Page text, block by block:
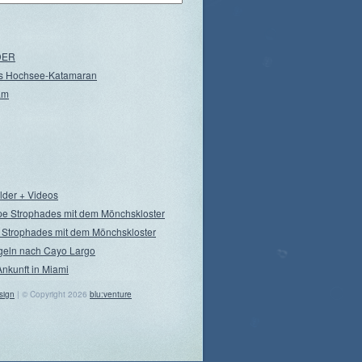
Hochsee-Katamaran
+ Videos
Strophades mit dem Mönchskloster
mit dem Mönchskloster
nach Cayo Largo
in Miami
| © Copyright 2026 blu:venture